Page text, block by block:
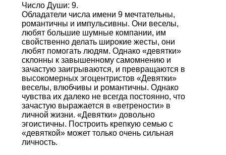
Число Души: 9.
Обладатели числа имени 9 мечтательны,
романтичны и импульсивны. Они веселы,
любят большие шумные компании, им
свойственно делать широкие жесты, они
любят помогать людям. Однако «девятки»
склонны к завышенному самомнению и
зачастую заигрываются, и превращаются в
высокомерных эгоцентристов «Девятки»
веселы, влюбчивы и романтичны. Однако
чувства их далеко не всегда постоянно, что
зачастую выражается в «ветрености» в
личной жизни. «Девятки» довольно
эгоистичны. Построить крепкую семью с
«девяткой» может только очень сильная
личность.